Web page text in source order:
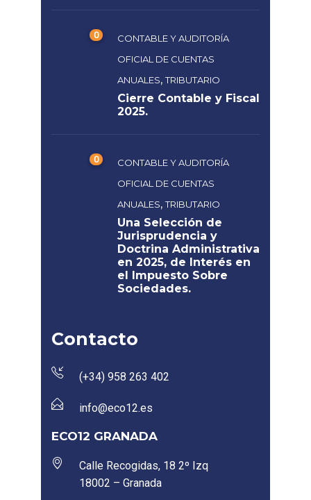
0
CONTABLE Y AUDITORÍA
OFICIAL DE CUENTAS
ANUALES,TRIBUTARIO
Cierre Contable y Fiscal
2025.
0
CONTABLE Y AUDITORÍA
OFICIAL DE CUENTAS
ANUALES,TRIBUTARIO
Una Selección de
Jurisprudencia y
Doctrina Administrativa
en 2025, de Interés en
el Impuesto Sobre
Sociedades.
Contacto
(+34) 958 263 402
info@eco12.es
ECO12 GRANADA
Calle Recogidas, 18 2º Izq
18002 – Granada